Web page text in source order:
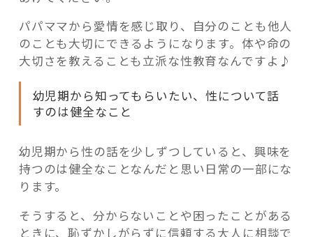
パパママから愛情を感じ取り、自分のことも他人
のことも大切にできるようになります。体や命の
大切さを教えることも立派な性教育なんですよ♪
幼児期から知ってもらいたい、性について話
すのは健全なこと
幼児期から性の話を少しずつしていると、興味を
持つのは健全なことなんだと思い日常の一部にな
ります。
そうすると、分からないことや困ったことがある
ときに、恥ずかしがらずに信頼する大人に相談で